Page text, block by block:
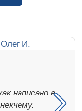
написано в